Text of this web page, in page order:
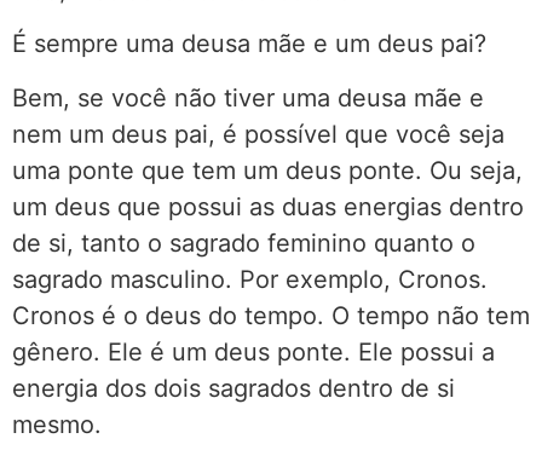
É sempre uma deusa mãe e um deus pai?
Bem, se você não tiver uma deusa mãe e
nem um deus pai, é possível que você seja
uma ponte que tem um deus ponte. Ou seja,
um deus que possui as duas energias dentro
de si, tanto o sagrado feminino quanto o
sagrado masculino. Por exemplo, Cronos.
Cronos é o deus do tempo. O tempo não tem
gênero. Ele é um deus ponte. Ele possui a
energia dos dois sagrados dentro de si
mesmo.